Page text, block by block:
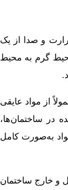
و صدا از یک
گرم به محیط
از مواد عایقی
ساختمان‌ها،
به‌صورت کامل
و خارج ساختمان